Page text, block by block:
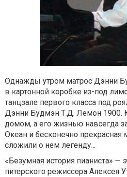
Однажды утром матрос Дэнни
в картонной коробке из-под
танцзале первого класса под
Дэнни Будмэн Т.Д. Лемон 1900.
домом, а его жизнью навсегда
Океан и бесконечно
сложили о нем легенду...
«Безумная история пианиста» —
питерского режиссера Алексея